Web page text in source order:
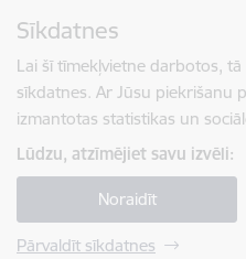
Sīkdatnes
Lai šī tīmekļvietne darbotos,
sīkdatnes. Ar Jūsu piekrišanu
izmantotas statistikas un
Lūdzu, atzīmējiet savu izvēli:
Noraidīt
Pārvaldīt sīkdatnes